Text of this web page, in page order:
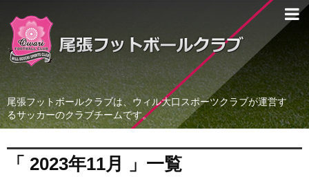
尾張フットボールクラブは、ウィル大口スポーツクラブが運営す
るサッカーのクラブチームです。
「 2023年11月 」一覧